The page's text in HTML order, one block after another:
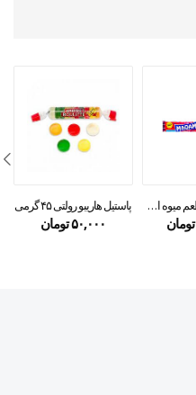
تافی مااوم با ۵ طعم میوه ای ۱۱۰ گرمی
تومان
پاستیل هاریبو رولتی ۴۵ گرمی
۵۰,۰۰۰تومان